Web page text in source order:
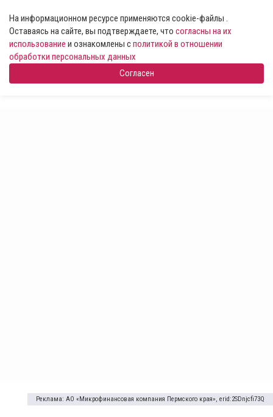
На информационном ресурсе применяются cookie-файлы .
Оставаясь на сайте, вы подтверждаете, что согласны на их
использование и ознакомлены сполитикой в отношении
обработки персональных данных
Согласен
Реклама: АО «Микрофинансовая компания Пермского края», erid:2SDnjcfi73Q